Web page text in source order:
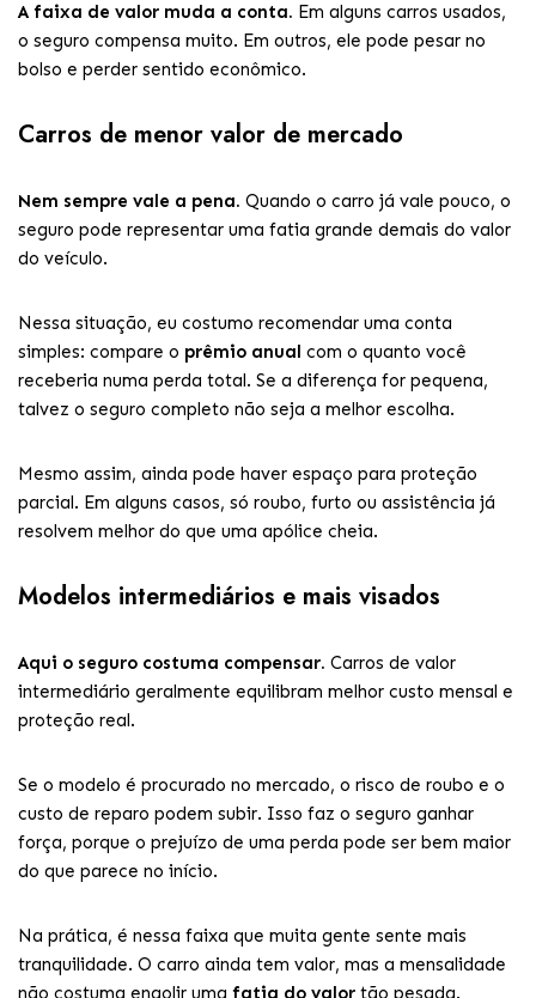
A faixa de valor muda a conta. Em alguns carros usados,
o seguro compensa muito. Em outros, ele pode pesar no
bolso e perder sentido econômico.
Carros de menor valor de mercado
Nem sempre vale a pena. Quando o carro já vale pouco, o
seguro pode representar uma fatia grande demais do valor
do veículo.
Nessa situação, eu costumo recomendar uma conta
simples: compare o prêmio anual com o quanto você
receberia numa perda total. Se a diferença for pequena,
talvez o seguro completo não seja a melhor escolha.
Mesmo assim, ainda pode haver espaço para proteção
parcial. Em alguns casos, só roubo, furto ou assistência já
resolvem melhor do que uma apólice cheia.
Modelos intermediários e mais visados
Aqui o seguro costuma compensar. Carros de valor
intermediário geralmente equilibram melhor custo mensal e
proteção real.
Se o modelo é procurado no mercado, o risco de roubo e o
custo de reparo podem subir. Isso faz o seguro ganhar
força, porque o prejuízo de uma perda pode ser bem maior
do que parece no início.
Na prática, é nessa faixa que muita gente sente mais
tranquilidade. O carro ainda tem valor, mas a mensalidade
não costuma engolir uma fatia do valor tão pesada.